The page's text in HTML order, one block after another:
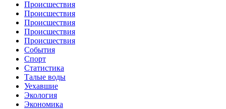
Происшествия
Происшествия
Происшествия
Происшествия
Происшествия
События
Спорт
Статистика
Талые воды
Уехавшие
Экология
Экономика